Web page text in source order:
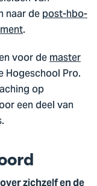
naar depost-hbo-
.
voor demaster
Hogeschool Pro.
op
een deel van
zichzelf en de